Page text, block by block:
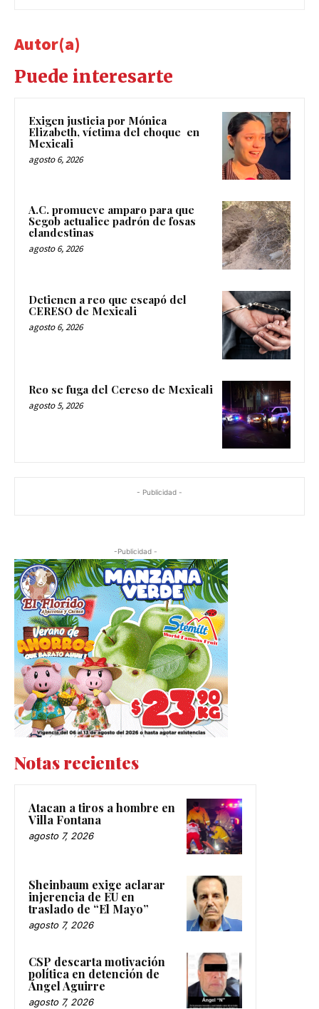
Autor(a)
Puede interesarte
Exigen justicia por Mónica
Elizabeth, víctima del choque en
Mexicali
agosto 6, 2026
A.C. promueve amparo para que
Segob actualice padrón de fosas
clandestinas
agosto 6, 2026
Detienen a reo que escapó del
CERESO de Mexicali
agosto 6, 2026
Reo se fuga del Cereso de Mexicali
agosto 5, 2026
- Publicidad -
-Publicidad -
Notas recientes
Atacan a tiros a hombre en
Villa Fontana
agosto 7, 2026
Sheinbaum exige aclarar
injerencia de EU en
traslado de “El Mayo”
agosto 7, 2026
CSP descarta motivación
política en detención de
Ángel Aguirre
agosto 7, 2026